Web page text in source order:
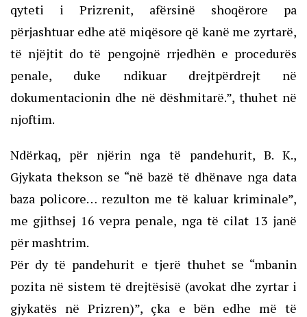
qyteti i Prizrenit, afërsinë shoqërore pa
përjashtuar edhe atë miqësore që kanë me zyrtarë,
të njëjtit do të pengojnë rrjedhën e procedurës
penale, duke ndikuar drejtpërdrejt në
dokumentacionin dhe në dëshmitarë.”, thuhet në
njoftim.
Ndërkaq, për njërin nga të pandehurit, B. K.,
Gjykata thekson se “në bazë të dhënave nga data
baza policore… rezulton me të kaluar kriminale”,
me gjithsej 16 vepra penale, nga të cilat 13 janë
për mashtrim.
Për dy të pandehurit e tjerë thuhet se “mbanin
pozita në sistem të drejtësisë (avokat dhe zyrtar i
gjykatës në Prizren)”, çka e bën edhe më të